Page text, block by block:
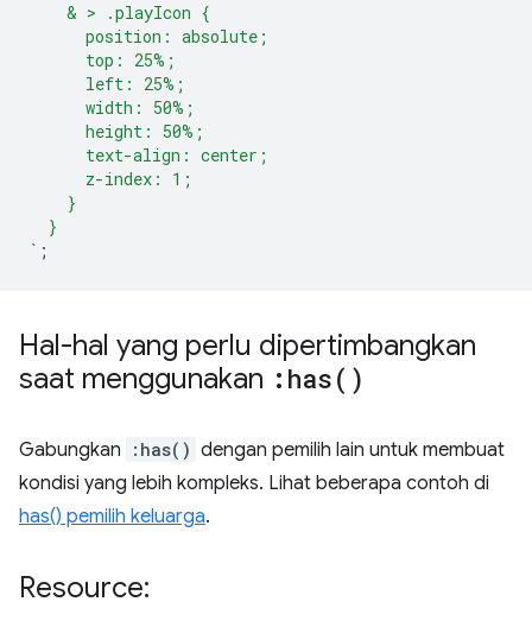
    & > .playIcon {
      position: absolute;
      top: 25%;
      left: 25%;
      width: 50%;
      height: 50%;
      text-align: center;
      z-index: 1;
    }
  }
` ;
Hal-hal yang perlu dipertimbangkan
saat menggunakan : has( )
Gabungkan :has() dengan pemilih lain untuk membuat
kondisi yang lebih kompleks. Lihat beberapa contoh di
has() pemilih keluarga.
Resource: